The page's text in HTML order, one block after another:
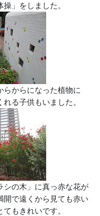
操」をしました。
らからになった植物に
る子供もいました。
シの木」に真っ赤な花が
開で遠くから見ても赤い
もきれいです。